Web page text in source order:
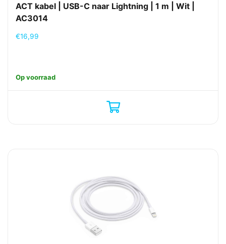
ACT kabel | USB-C naar Lightning | 1 m | Wit |
AC3014
€16,99
Op voorraad